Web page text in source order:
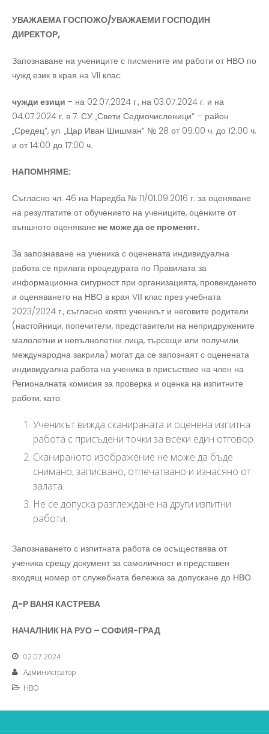
УВАЖАЕМА ГОСПОЖО/УВАЖАЕМИ ГОСПОДИН
ДИРЕКТОР,
Запознаване на учениците с писмените им работи от НВО по
чужд език в края на VII клас:
чужди езици – на 02.07.2024 г., на 03.07.2024 г. и на
04.07.2024 г. в 7. СУ „Свети Седмочисленици“ – район
„Средец“, ул. „Цар Иван Шишман“ № 28 от 09:00 ч. до 12:00 ч.
и от 14:00 до 17:00 ч.
НАПОМНЯМЕ:
Съгласно чл. 46 на Наредба № 11/01.09.2016 г. за оценяване
на резултатите от обучението на учениците, оценките от
външното оценяване не може да се променят.
За запознаване на ученика с оценената индивидуална
работа се прилага процедурата по Правилата за
информационна сигурност при организацията, провеждането
и оценяването на НВО в края VІІ клас през учебната
2023/2024 г., съгласно която ученикът и неговите родители
(настойници, попечители, представители на непридружените
малолетни и непълнолетни лица, търсещи или получили
международна закрила) могат да се запознаят с оценената
индивидуална работа на ученика в присъствие на член на
Регионалната комисия за проверка и оценка на изпитните
работи, като:
Ученикът вижда сканираната и оценена изпитна
работа с присъдени точки за всеки един отговор.
Сканираното изображение не може да бъде
снимано, записвано, отпечатвано и изнасяно от
залата.
Не се допуска разглеждане на други изпитни
работи.
Запознаването с изпитната работа се осъществява от
ученика срещу документ за самоличност и представен
входящ номер от служебната бележка за допускане до НВО.
Д-Р ВАНЯ КАСТРЕВА
НАЧАЛНИК НА РУО – СОФИЯ-ГРАД
02.07.2024
Администратор
НВО